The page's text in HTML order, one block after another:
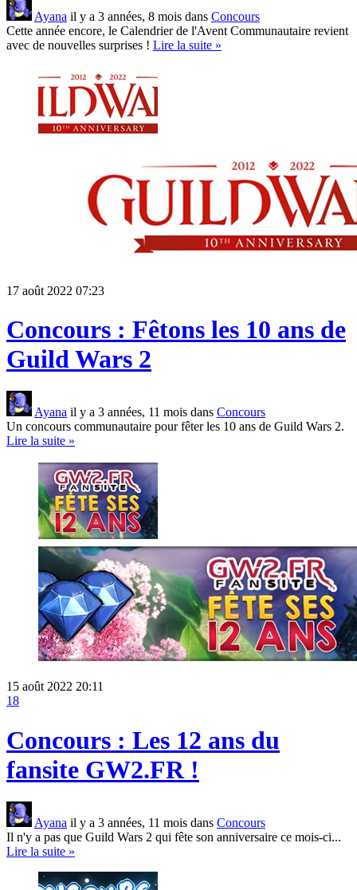
Ayana il y a 3 années, 8 mois dans Concours
Cette année encore, le Calendrier de l'Avent Communautaire revient
avec de nouvelles surprises ! Lire la suite »
17 août 2022 07:23
Concours : Fêtons les 10 ans de
Guild Wars 2
Ayana il y a 3 années, 11 mois dans Concours
Un concours communautaire pour fêter les 10 ans de Guild Wars 2.
Lire la suite »
15 août 2022 20:11
18
Concours : Les 12 ans du
fansite GW2.FR !
Ayana il y a 3 années, 11 mois dans Concours
Il n'y a pas que Guild Wars 2 qui fête son anniversaire ce mois-ci...
Lire la suite »